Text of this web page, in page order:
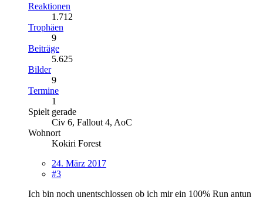
Reaktionen
1.712
Trophäen
9
Beiträge
5.625
Bilder
9
Termine
1
Spielt gerade
Civ 6, Fallout 4, AoC
Wohnort
Kokiri Forest
24. März 2017
#3
Ich bin noch unentschlossen ob ich mir ein 100% Run antun